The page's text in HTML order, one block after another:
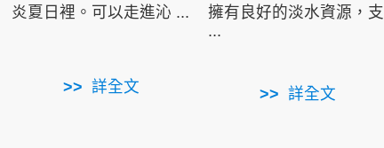
炎夏日裡。可以走進沁 ...
詳全文
擁有良好的淡水資源，支
...
詳全文